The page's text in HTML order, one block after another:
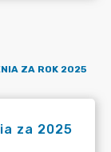
ZA ROK 2025
za 2025